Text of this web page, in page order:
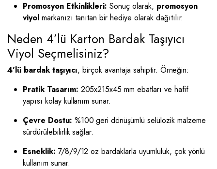
Promosyon Etkinlikleri: Sonuç olarak, promosyon
viyolmarkanızı tanıtan bir hediye olarak dağıtılır.
Neden 4’lü Karton Bardak Taşıyıcı
Viyol Seçmelisiniz?
4’lü bardak taşıyıcı, birçok avantaja sahiptir. Örneğin:
Pratik Tasarım: 205x215x45 mm ebatları ve hafif
yapısı kolay kullanım sunar.
Çevre Dostu: %100 geri dönüşümlü selülozik malzeme
sürdürülebilirlik sağlar.
Esneklik: 7/8/9/12 oz bardaklarla uyumluluk, çok yönlü
kullanım sunar.